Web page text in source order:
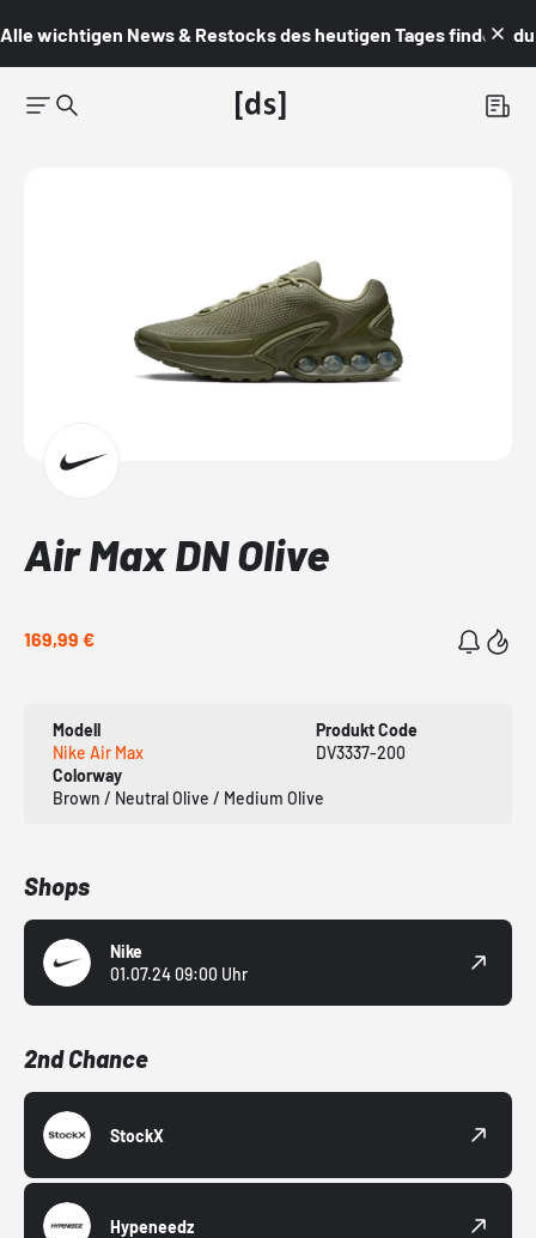
Alle wichtigen News & Restocks des heutigen Tages findest du
Air Max DN Olive
169,99 €
Modell
Nike Air Max
Produkt Code
DV3337-200
Colorway
Brown / Neutral Olive / Medium Olive
Shops
Nike
01.07.24 09:00 Uhr
2nd Chance
StockX
Hypeneedz